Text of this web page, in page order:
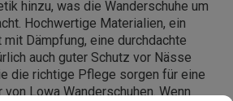
hinzu, was die Wanderschuhe um
Hochwertige Materialien, ein
Dämpfung, eine durchdachte
auch guter Schutz vor Nässe
die richtige Pflege sorgen für eine
Lowa Wanderschuhen. Wenn